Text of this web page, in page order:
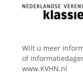
Wilt u meer
of
www.KVHN.nl